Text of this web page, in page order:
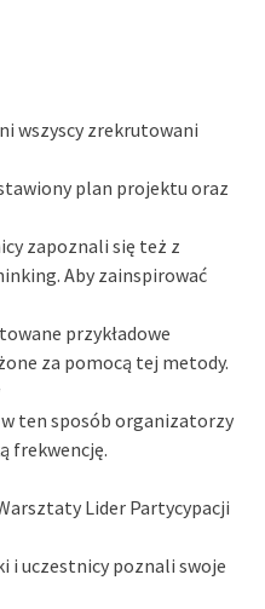
wszyscy zrekrutowani
plan projektu oraz
zapoznali się też z
Aby zainspirować
przykładowe
za pomocą tej metody.
ten sposób organizatorzy
frekwencję.
Lider Partycypacji
i uczestnicy poznali swoje